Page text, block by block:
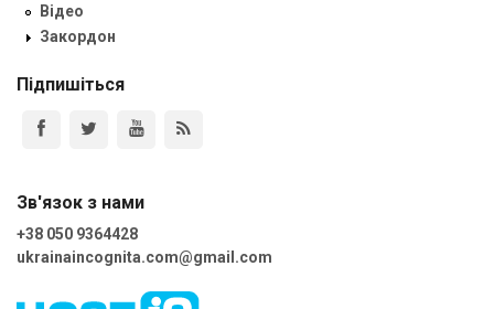
Відео
Закордон
Підпишіться
Зв'язок з нами
+38 050 9364428
ukrainaincognita.com@gmail.com